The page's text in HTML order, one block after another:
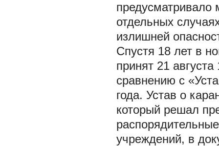
предусматривало
отдельных
излишней
Спустя 18 лет в
принят 21
сравнению с
года. Устав о
который решал
учреждений, в